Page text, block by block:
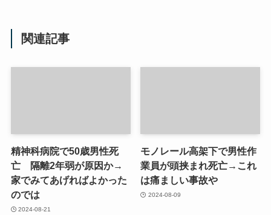
関連記事
精神科病院で50歳男性死
亡 隔離2年弱が原因か→
家でみてあげればよかった
のでは
2024-08-21
モノレール高架下で男性作
業員が頭挟まれ死亡→これ
は痛ましい事故や
2024-08-09